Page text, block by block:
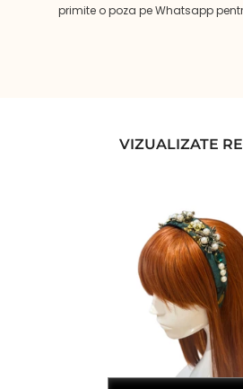
primite o poza pe Whatsapp
VIZUALIZATE